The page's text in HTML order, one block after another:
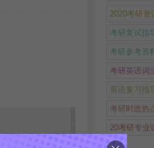
2020考研资
考研复试指
考研参考资
考研英语词
英语复习指
考研时政热
20考研专业